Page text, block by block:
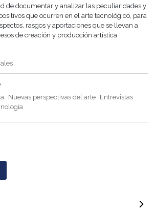
de documentar y analizar las peculiaridades y
que ocurren en el arte tecnológico, para
rasgos y aportaciones que se llevan a
de creación y producción artística.
Nuevas perspectivas del arte Entrevistas